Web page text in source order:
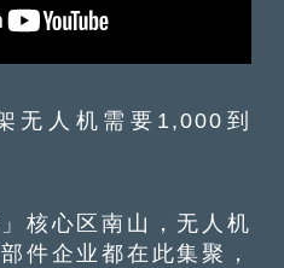
人机需要1,000到
心区南山，无人机
件企业都在此集聚，